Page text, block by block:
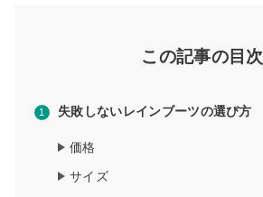
この記事の目次
失敗しないレインブーツの選び方
価格
サイズ